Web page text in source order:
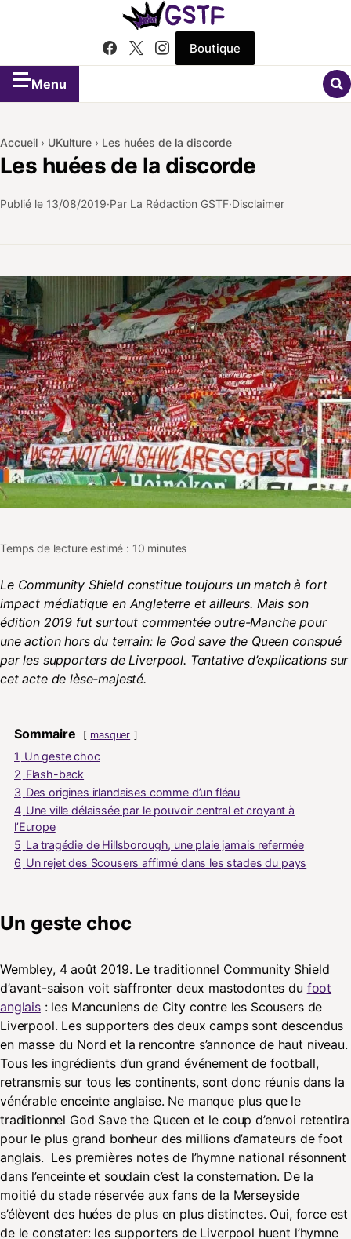
Boutique
Menu
Accueil › UKulture › Les huées de la discorde
Les huées de la discorde
Publié le 13/08/2019 Par La Rédaction GSTF Disclaimer
Temps de lecture estimé : 10 minutes
Le Community Shield constitue toujours un match à fort
impact médiatique en Angleterre et ailleurs. Mais son
édition 2019 fut surtout commentée outre-Manche pour
une action hors du terrain: le God save the Queen conspué
par les supporters de Liverpool. Tentative d’explications sur
cet acte de lèse-majesté.
Sommaire masquer
1 Un geste choc
2 Flash-back
3 Des origines irlandaises comme d’un fléau
4 Une ville délaissée par le pouvoir central et croyant à
l’Europe
5 La tragédie de Hillsborough, une plaie jamais refermée
6 Un rejet des Scousers affirmé dans les stades du pays
Un geste choc
Wembley, 4 août 2019. Le traditionnel Community Shield
d’avant-saison voit s’affronter deux mastodontes du foot
anglais: les Mancuniens de City contre les Scousers de
Liverpool. Les supporters des deux camps sont descendus
en masse du Nord et la rencontre s’annonce de haut niveau.
Tous les ingrédients d’un grand événement de football,
retransmis sur tous les continents, sont donc réunis dans la
vénérable enceinte anglaise. Ne manque plus que le
traditionnel God Save the Queen et le coup d’envoi retentira
pour le plus grand bonheur des millions d’amateurs de foot
anglais. Les premières notes de l’hymne national résonnent
dans l’enceinte et soudain c’est la consternation. De la
moitié du stade réservée aux fans de la Merseyside
s’élèvent des huées de plus en plus distinctes. Oui, force est
de le constater: les supporters de Liverpool huent l’hymne